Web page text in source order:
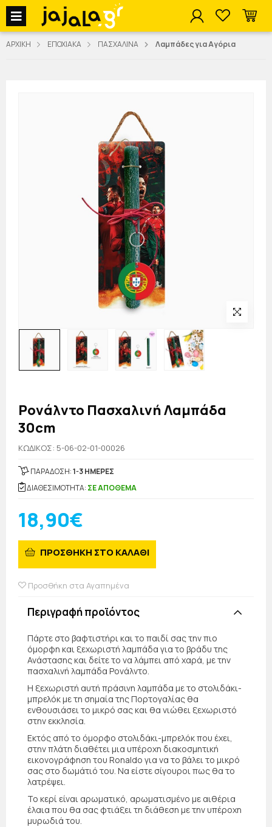
jajala Menu
ΑΡΧΙΚΗ ΕΠΟΧΙΑΚΑ ΠΑΣΧΑΛΙΝΑ Λαμπάδες για Αγόρια
Ρονάλντο Πασχαλινή Λαμπάδα
30cm
KΩΔΙΚΟΣ: 5-06-02-01-00026
ΠΑΡΑΔΟΣΗ:1-3 ΗΜΕΡΕΣ
ΔΙΑΘΕΣΙΜΟΤΗΤΑ: ΣΕ ΑΠΟΘΕΜΑ
18,90€
ΠΡΟΣΘΗΚΗ ΣΤΟ ΚΑΛΑΘΙ
Προσθήκη στα Αγαπημένα
Περιγραφή προϊόντος
Πάρτε στο βαφτιστήρι και το παιδί σας την πιο
όμορφη και ξεχωριστή λαμπάδα για το βράδυ της
Ανάστασης και δείτε το να λάμπει από χαρά, με την
πασχαλινή λαμπάδα Ρονάλντο.
Η ξεχωριστή αυτή πράσινη λαμπάδα με το στολιδάκι-
μπρελόκ με τη σημαία της Πορτογαλίας θα
ενθουσιάσει το μικρό σας και θα νιώθει ξεχωριστό
στην εκκλησία.
Εκτός από το όμορφο στολιδάκι-μπρελόκ που έχει,
στην πλάτη διαθέτει μια υπέροχη διακοσμητική
εικονογράφηση του Ronaldo για να το βάλει το μικρό
σας στο δωμάτιό του. Να είστε σίγουροι πως θα το
λατρέψει.
Το κερί είναι αρωματικό, αρωματισμένο με αιθέρια
έλαια που θα σας φτιάξει τη διάθεση με την υπέροχη
μυρωδιά του.